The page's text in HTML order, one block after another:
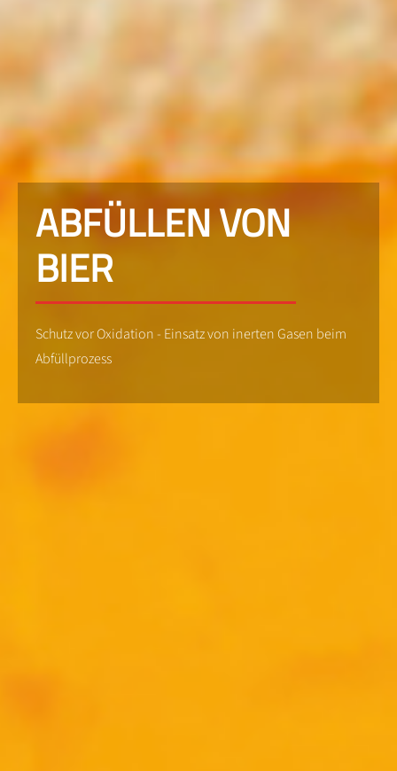
ABFÜLLEN VON
BIER
Schutz vor Oxidation - Einsatz von inerten Gasen beim
Abfüllprozess